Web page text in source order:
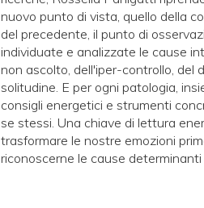
nuovo punto di vista, quello della
del precedente, il punto di
individuate e analizzate le cause
non ascolto, dell'iper-controllo, del
solitudine. E per ogni patologia,
consigli energetici e strumenti
se stessi. Una chiave di lettura
trasformare le nostre emozioni
riconoscerne le cause